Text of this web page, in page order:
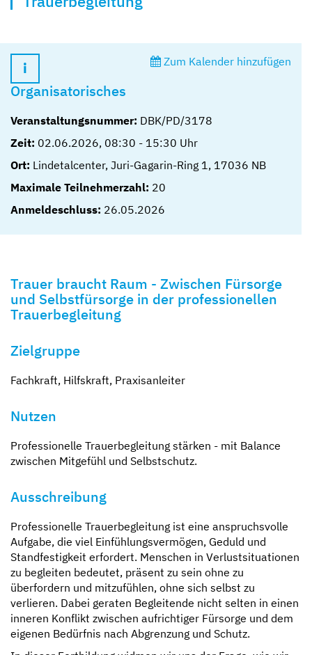
Zum Kalender hinzufügen
Organisatorisches
Veranstaltungsnummer: DBK/PD/3178
Zeit: 02.06.2026, 08:30 - 15:30 Uhr
Ort: Lindetalcenter, Juri-Gagarin-Ring 1, 17036 NB
Maximale Teilnehmerzahl: 20
Anmeldeschluss: 26.05.2026
Trauer braucht Raum - Zwischen Fürsorge
und Selbstfürsorge in der professionellen
Trauerbegleitung
Zielgruppe
Fachkraft, Hilfskraft, Praxisanleiter
Nutzen
Professionelle Trauerbegleitung stärken - mit Balance
zwischen Mitgefühl und Selbstschutz.
Ausschreibung
Professionelle Trauerbegleitung ist eine anspruchsvolle
Aufgabe, die viel Einfühlungsvermögen, Geduld und
Standfestigkeit erfordert. Menschen in Verlustsituationen
zu begleiten bedeutet, präsent zu sein ohne zu
überfordern und mitzufühlen, ohne sich selbst zu
verlieren. Dabei geraten Begleitende nicht selten in einen
inneren Konflikt zwischen aufrichtiger Fürsorge und dem
eigenen Bedürfnis nach Abgrenzung und Schutz.